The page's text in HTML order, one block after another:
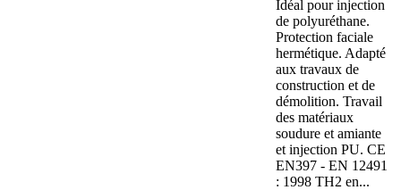
Idéal pour injection
de polyuréthane.
Protection faciale
hermétique. Adapté
aux travaux de
construction et de
démolition. Travail
des matériaux
soudure et amiante
et injection PU. CE
EN397 - EN 12491
: 1998 TH2 en...